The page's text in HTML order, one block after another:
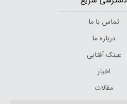
تماس با ما
درباره ما
عینک آفتابی
اخبار
مقالات